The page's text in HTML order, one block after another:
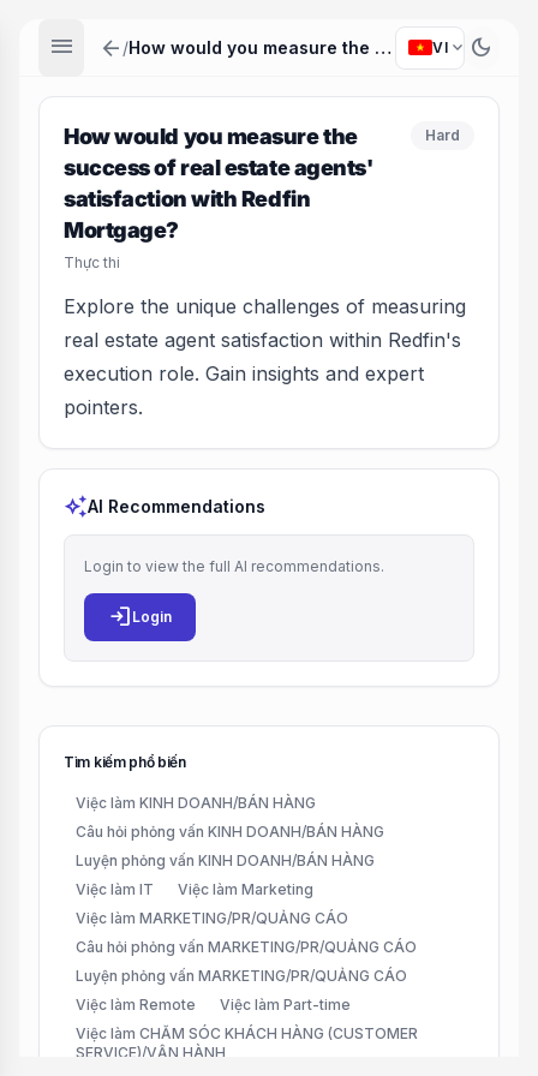
menu arrow_back / How would you measure the success of real estate agents' satisfaction with Redfin Mortgage? VI expand_more dark_mode
How would you measure the
success of real estate agents'
satisfaction with Redfin
Mortgage?
Thực thi
Hard
Explore the unique challenges of measuring
real estate agent satisfaction within Redfin's
execution role. Gain insights and expert
pointers.
auto_awesomeAI Recommendations
Login to view the full AI recommendations.
login Login
Tìm kiếm phổ biến
Việc làm KINH DOANH/BÁN HÀNG
Câu hỏi phỏng vấn KINH DOANH/BÁN HÀNG
Luyện phỏng vấn KINH DOANH/BÁN HÀNG
Việc làm IT
Việc làm Marketing
Việc làm MARKETING/PR/QUẢNG CÁO
Câu hỏi phỏng vấn MARKETING/PR/QUẢNG CÁO
Luyện phỏng vấn MARKETING/PR/QUẢNG CÁO
Việc làm Remote
Việc làm Part-time
Việc làm CHĂM SÓC KHÁCH HÀNG (CUSTOMER
SERVICE)/VẬN HÀNH